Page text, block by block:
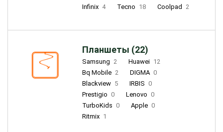
Infinix 4 Tecno 18 Coolpad 2
Планшеты (22)
Samsung 2 Huawei 12
Bq Mobile 2 DIGMA 0
Blackview 5 IRBIS 0
Prestigio 0 Lenovo 0
TurboKids 0 Apple 0
Ritmix 1